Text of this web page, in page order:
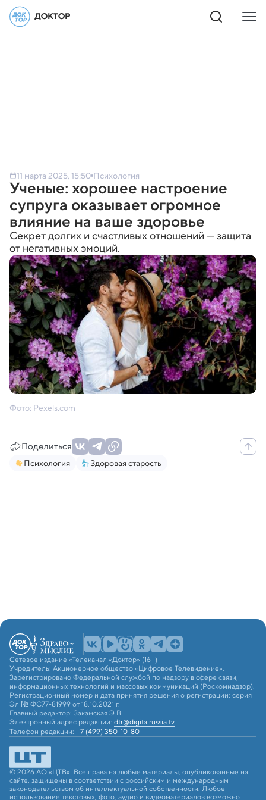
11 марта 2025, 15:50 Психология
Ученые: хорошее настроение
супруга оказывает огромное
влияние на ваше здоровье
Секрет долгих и счастливых отношений — защита
от негативных эмоций.
Фото: Pexels.com
Поделиться
Психология Здоровая старость
Сетевое издание «Телеканал «Доктор» (16+)
Учредитель: Акционерное общество «Цифровое Телевидение».
Зарегистрировано Федеральной службой по надзору в сфере связи,
информационных технологий и массовых коммуникаций (Роскомнадзор).
Регистрационный номер и дата принятия решения о регистрации: серия
Эл № ФС77-81999 от 18.10.2021 г.
Главный редактор: Закамская Э.В.
Электронный адрес редакции: dtr@digitalrussia.tv
Телефон редакции: +7 (499) 350-10-80
© 2026 АО «ЦТВ». Все права на любые материалы, опубликованные на
сайте, защищены в соответствии с российским и международным
законодательством об интеллектуальной собственности. Любое
использование текстовых, фото, аудио и видеоматериалов возможно